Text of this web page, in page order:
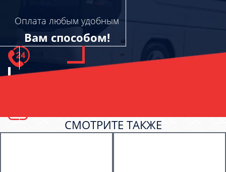
Оплата любым удобным
Вам способом!
СМОТРИТЕ ТАКЖЕ